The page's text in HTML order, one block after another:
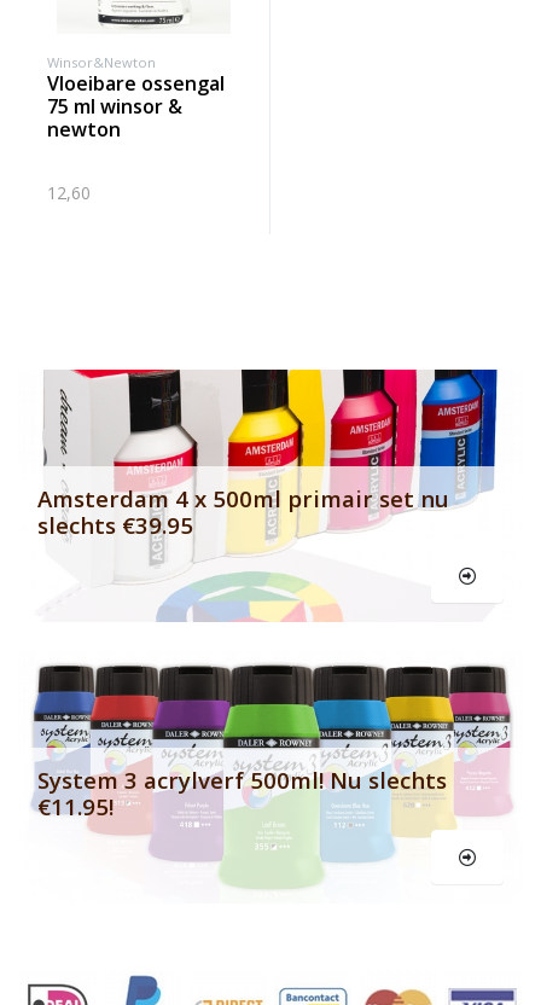
Winsor&Newton
vloeibare ossengal
75 ml winsor &
newton
12,60
Banner row 2
Amsterdam 4 x 500ml primair set nu
slechts €39.95
System 3 acrylverf 500ml! Nu slechts
€11.95!